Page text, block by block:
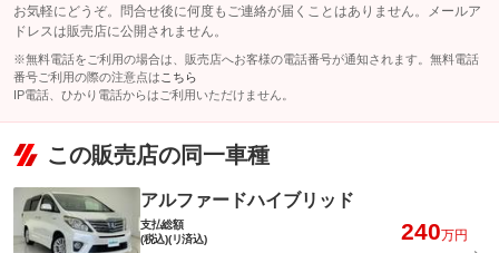
お気軽にどうぞ。問合せ後に何度もご連絡が届くことはありません。メールア
ドレスは販売店に公開されません。
※無料電話をご利用の場合は、販売店へお客様の電話番号が通知されます。無料電話
番号ご利用の際の注意点は こちら
IP電話、ひかり電話からはご利用いただけません。
この販売店の同一車種
アルファードハイブリッド
支払総額
(税込)(リ済込)
240万円